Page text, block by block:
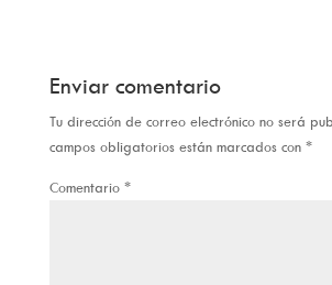
Enviar comentario
Tu dirección de correo electrónico no será
campos obligatorios están marcados con *
Comentario *